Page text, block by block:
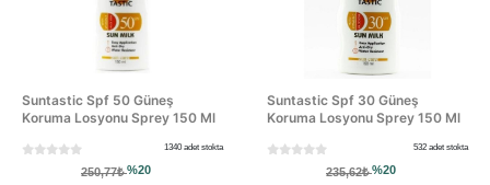
Suntastic Spf 50 Güneş
Koruma Losyonu Sprey 150 Ml
1340 adet stokta
250,77₺%20
Suntastic Spf 30 Güneş
Koruma Losyonu Sprey 150 Ml
532 adet stokta
235,62₺%20